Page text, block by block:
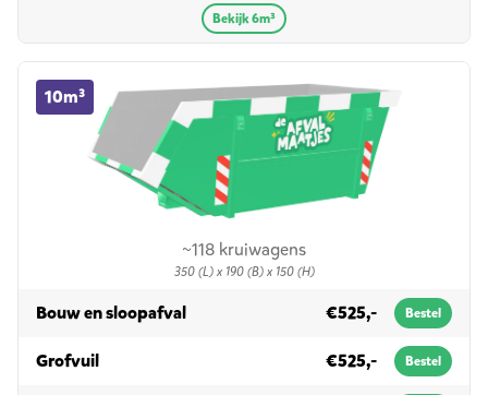
Bekijk 6m³
~118 kruiwagens
350 (L) x 190 (B) x 150 (H)
10m³
10m³ container huren
Bouw en sloopafvalin 10m³ €525,- Bestel
Grofvuilin 10m³ €525,- Bestel